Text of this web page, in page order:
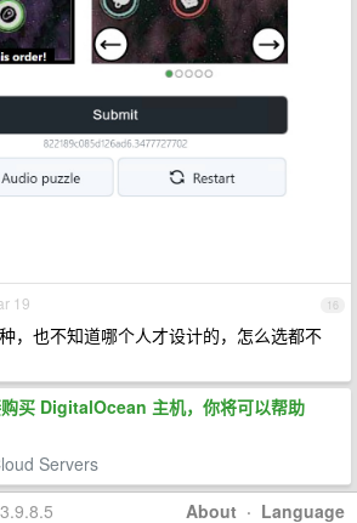
16
19
，也不知道哪个人才设计的，怎么选都不
买 DigitalOcean 主机，你将可以帮助
Servers
About · Language